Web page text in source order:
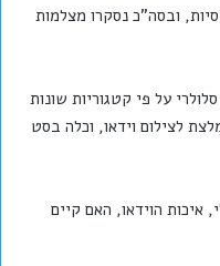
ובסה"כ נסקרו מצלמות
סלולרי על פי קטגוריות שונות
לצילום וידאו, וכלה בסט
איכות הוידאו, האם קיים